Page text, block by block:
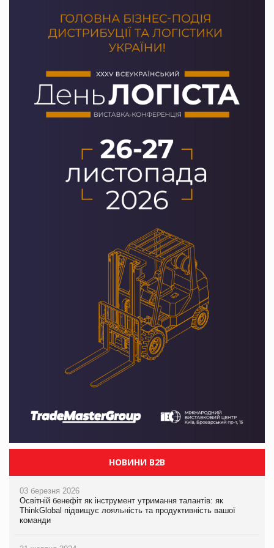
НОВИНИ B2B
03 березня 2026
Освітній бенефіт як інструмент утримання талантів: як
ThinkGlobal підвищує лояльність та продуктивність вашої
команди